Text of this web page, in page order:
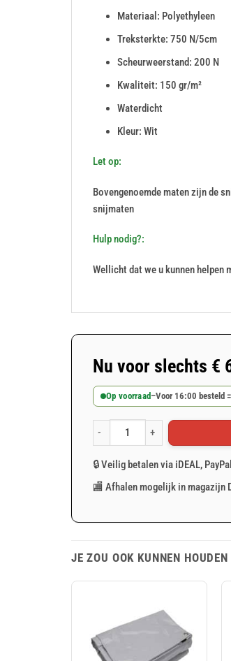
Materiaal: Polyethyleen
Treksterkte: 750 N/5cm
Scheurweerstand: 200 N
Kwaliteit: 150 gr/m²
Waterdicht
Kleur: Wit
Let op:
Bovengenoemde maten zijn de
snijmaten
Hulp nodig?:
Wellicht dat we u kunnen helpen
Nu voor slechts €
Op voorraad –Voor 16:00 besteld
Wit afdekzeil 6x12m 150gr/m²
🔒 Veilig betalen via iDEAL,
🏬 Afhalen mogelijk in magazijn
JE ZOU OOK KUNNEN